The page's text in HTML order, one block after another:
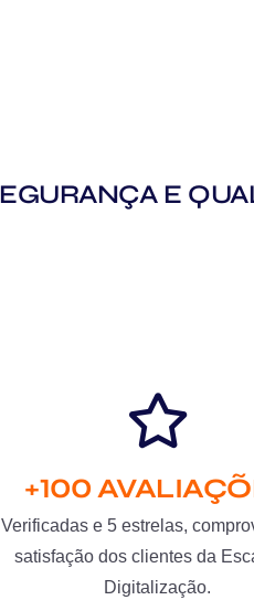
E
+100
Verificadas e 5 estrelas,
satisfação dos clientes da
Digitalização.